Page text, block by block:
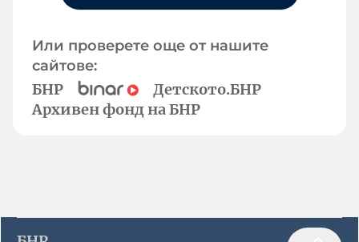
Или проверете още от нашите
сайтове:
БНР
Детското.БНР
Архивен фонд на БНР